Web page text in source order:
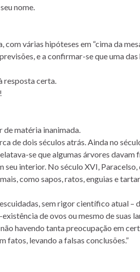
nome.
várias hipóteses em “cima da
e a confirmar-se que uma
resposta certa.
de matéria inanimada.
de dois séculos atrás. Ainda no
se que algumas árvores davam
interior. No século XVI, Paracelso,
como sapos, ratos, enguias e
sem rigor científico atual –
de ovos ou mesmo de suas
havendo tanta preocupação em
fatos, levando a falsas conclusões.”